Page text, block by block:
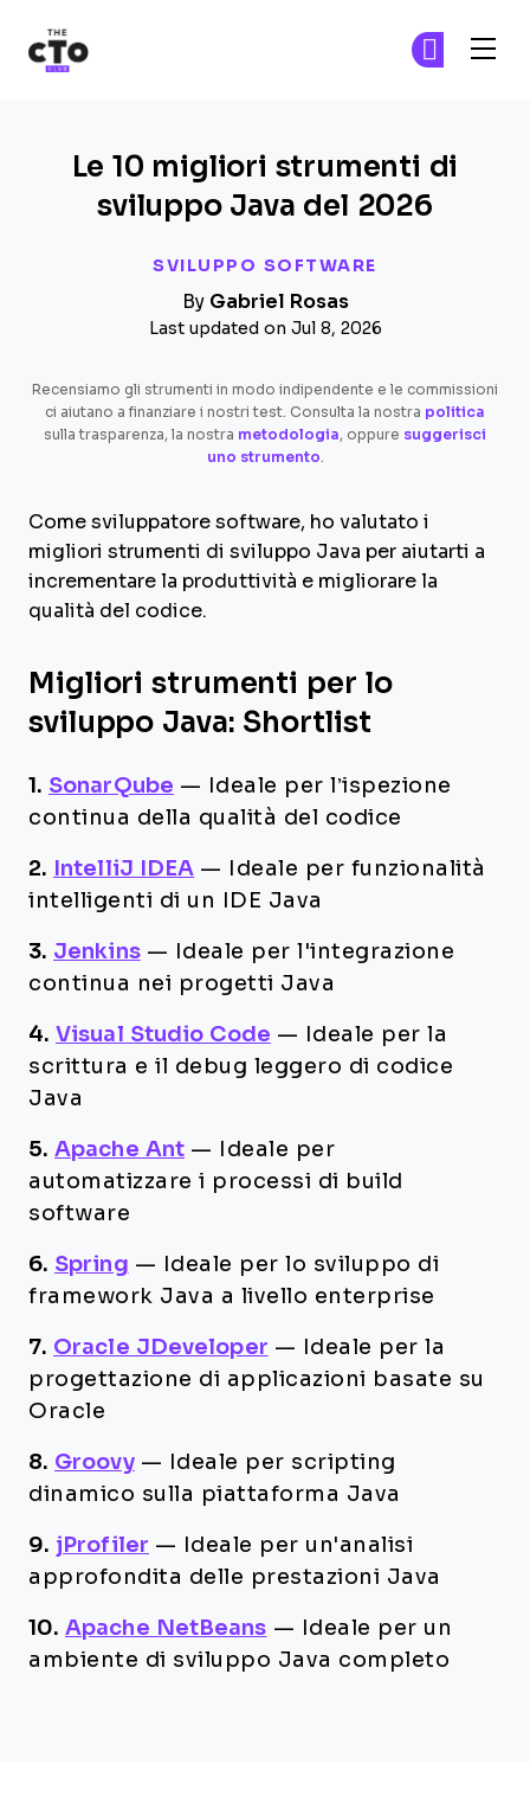
SVILUPPO SOFTWARE
Le 10 migliori strumenti di
sviluppo Java del 2026
By Gabriel Rosas
Last updated on Jul 8, 2026
Recensiamo gli strumenti in modo indipendente e le commissioni
ci aiutano a finanziare i nostri test. Consulta la nostra politica
sulla trasparenza, la nostra metodologia, oppure suggerisci
uno strumento.
Come sviluppatore software, ho valutato i
migliori strumenti di sviluppo Java per aiutarti a
incrementare la produttività e migliorare la
qualità del codice.
Migliori strumenti per lo
sviluppo Java: Shortlist
1. SonarQube —
Ideale per l’ispezione
continua della qualità del codice
2. IntelliJ IDEA —
Ideale per funzionalità
intelligenti di un IDE Java
3. Jenkins —
Ideale per l'integrazione
continua nei progetti Java
4. Visual Studio Code —
Ideale per la
scrittura e il debug leggero di codice
Java
5. Apache Ant —
Ideale per
automatizzare i processi di build
software
6. Spring —
Ideale per lo sviluppo di
framework Java a livello enterprise
7. Oracle JDeveloper —
Ideale per la
progettazione di applicazioni basate su
Oracle
8. Groovy —
Ideale per scripting
dinamico sulla piattaforma Java
9. jProfiler —
Ideale per un'analisi
approfondita delle prestazioni Java
10. Apache NetBeans —
Ideale per un
ambiente di sviluppo Java completo